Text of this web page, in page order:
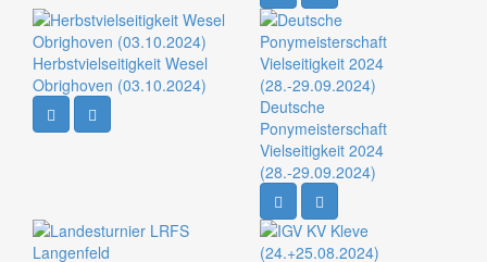
Herbstvielseitigkeit Wesel
Obrighoven (03.10.2024)
Deutsche
Ponymeisterschaft
Vielseitigkeit 2024
(28.-29.09.2024)